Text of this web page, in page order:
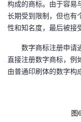
构成的商标。由于容易
长期受到限制，但也有
性和知名度，最后被接
数字商标注册申请通
直接注册数字商标，例
由普通印刷体的数字构
图